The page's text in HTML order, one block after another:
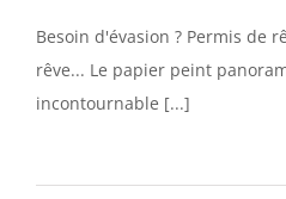
Besoin d'évasion ? Permis de
rêve... Le papier peint
incontournable [...]